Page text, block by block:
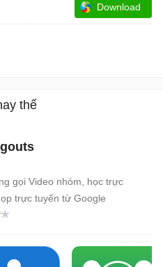
Download
thế
gọi Video nhóm, học trực
trực tuyến từ Google